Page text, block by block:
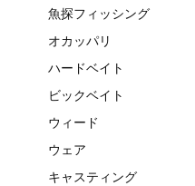
魚探フィッシング
オカッパリ
ハードベイト
ビックベイト
ウィード
ウェア
キャスティング